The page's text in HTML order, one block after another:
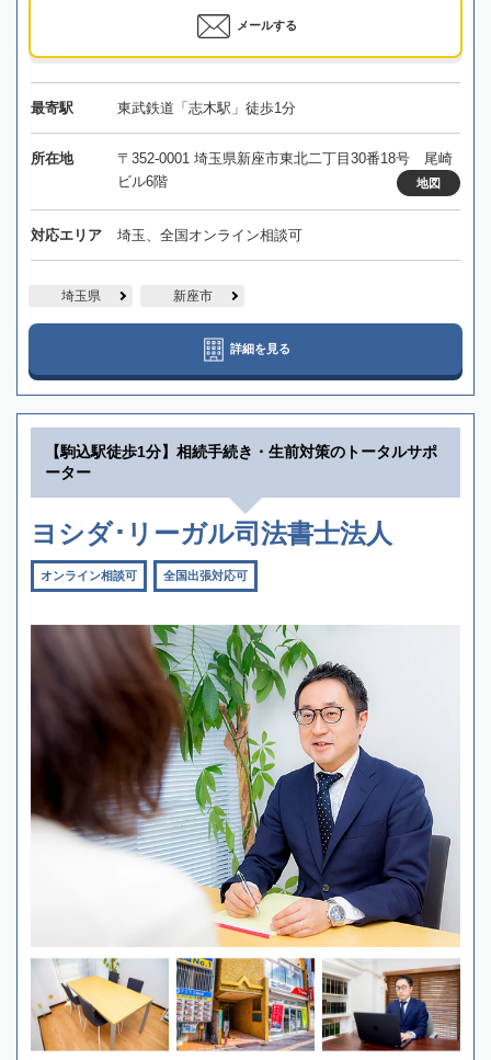
メールする
最寄駅 東武鉄道「志木駅」徒歩1分
所在地
〒352-0001 埼玉県新座市東北二丁目30番18号 尾崎
ビル6階
地図
対応エリア 埼玉、全国オンライン相談可
埼玉県 新座市
詳細を見る
【駒込駅徒歩1分】相続手続き・生前対策のトータルサポ
ーター
ヨシダ･リーガル司法書士法人
オンライン相談可 全国出張対応可